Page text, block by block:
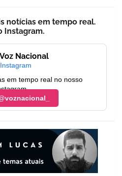
notícias em tempo real.
Instagram.
Nacional
em tempo real no nosso